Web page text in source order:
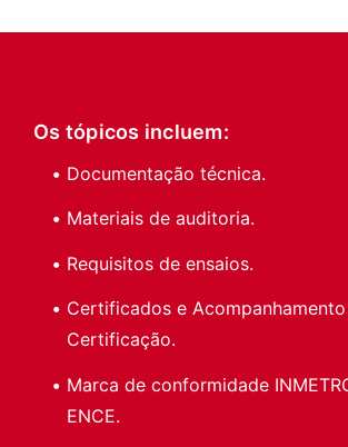
Os tópicos incluem:
Documentação técnica.
Materiais de auditoria.
Requisitos de ensaios.
Certificados e
Certificação.
Marca de conformidade
ENCE.